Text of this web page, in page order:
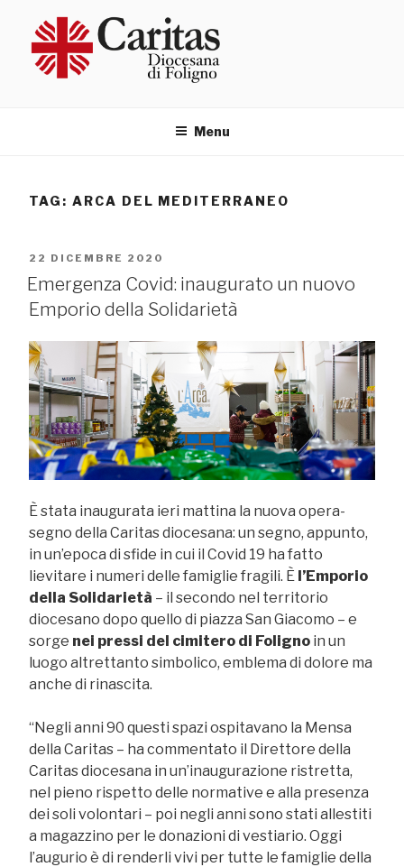
contenuto
Menu
TAG: ARCA DEL MEDITERRANEO
PUBBLICATO
IL
22 DICEMBRE 2020
Emergenza Covid: inaugurato un nuovo
Emporio della Solidarietà
È stata inaugurata ieri mattina la nuova opera-
segno della Caritas diocesana: un segno, appunto,
in un’epoca di sfide in cui il Covid 19 ha fatto
lievitare i numeri delle famiglie fragili. È l’Emporio
della Solidarietà – il secondo nel territorio
diocesano dopo quello di piazza San Giacomo – e
sorge nei pressi del cimitero di Foligno in un
luogo altrettanto simbolico, emblema di dolore ma
anche di rinascita.
“Negli anni 90 questi spazi ospitavano la Mensa
della Caritas – ha commentato il Direttore della
Caritas diocesana in un’inaugurazione ristretta,
nel pieno rispetto delle normative e alla presenza
dei soli volontari – poi negli anni sono stati allestiti
a magazzino per le donazioni di vestiario. Oggi
l’augurio è di renderli vivi per tutte le famiglie della